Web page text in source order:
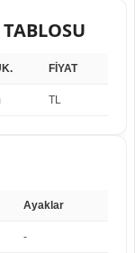
FİYAT
TL
Ayaklar
-